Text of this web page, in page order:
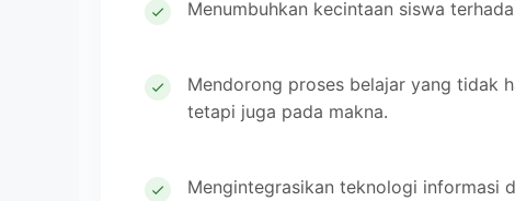
Menumbuhkan kecintaan siswa
Mendorong proses belajar yang tidak
tetapi juga pada makna.
Mengintegrasikan teknologi informasi